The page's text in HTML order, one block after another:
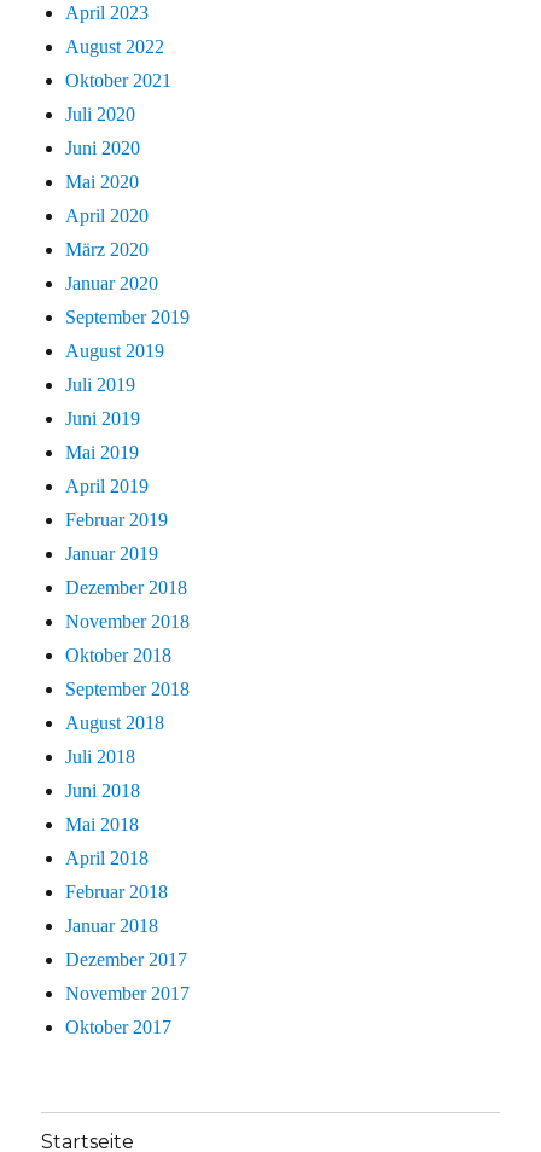
April 2023
August 2022
Oktober 2021
Juli 2020
Juni 2020
Mai 2020
April 2020
März 2020
Januar 2020
September 2019
August 2019
Juli 2019
Juni 2019
Mai 2019
April 2019
Februar 2019
Januar 2019
Dezember 2018
November 2018
Oktober 2018
September 2018
August 2018
Juli 2018
Juni 2018
Mai 2018
April 2018
Februar 2018
Januar 2018
Dezember 2017
November 2017
Oktober 2017
Startseite